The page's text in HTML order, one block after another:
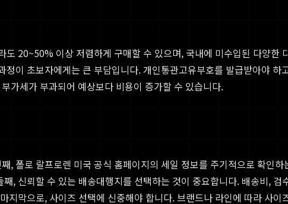
20~50% 이상 저렴하게 구매할 수 있으며, 국내에 미수입된 다양한
이 초보자에게는 큰 부담입니다. 개인통관고유부호를 발급받아야
가세가 부과되어 예상보다 비용이 증가할 수 있습니다.
, 폴로 랄프로렌 미국 공식 홈페이지의 세일 정보를 주기적으로 확인
, 신뢰할 수 있는 배송대행지를 선택하는 것이 중요합니다. 배송비,
지막으로, 사이즈 선택에 신중해야 합니다. 브랜드나 라인에 따라 사